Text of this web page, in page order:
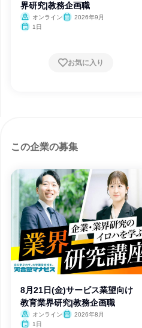
界研究|教務企画職
オンライン
2026年9月
1日
お気に入り
この企業の募集
8月21日(金)サービス業望向け
教育業界研究|教務企画職
オンライン
2026年8月
1日